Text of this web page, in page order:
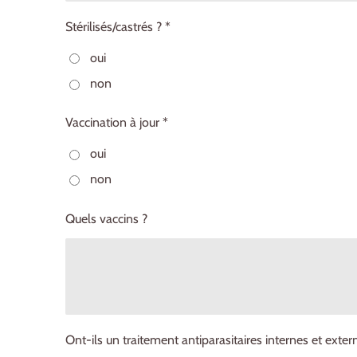
Stérilisés/castrés ? *
oui
non
Vaccination à jour *
oui
non
Quels vaccins ?
Ont-ils un traitement antiparasitaires internes et